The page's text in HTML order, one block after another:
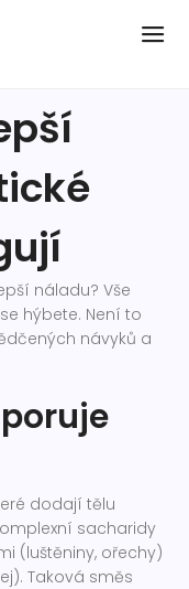
náladu? Vše
hýbete. Není to
návyků a
dodají tělu
sacharidy
(luštěniny, ořechy)
Taková směs